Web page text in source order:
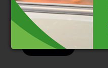
Comentar